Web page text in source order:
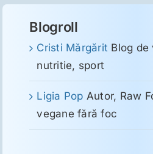
Blogroll
Cristi Mărgărit Blog de
nutritie, sport
Ligia Pop Autor, Raw
vegane fără foc